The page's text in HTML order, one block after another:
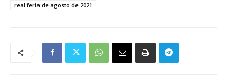
real feria de agosto de 2021